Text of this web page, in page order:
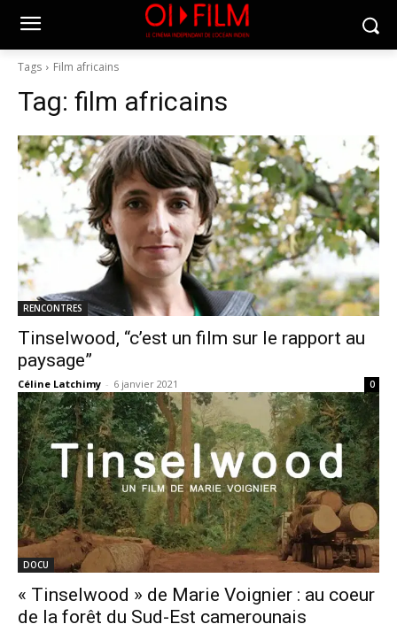
Tags Film africains
Tag: film africains
RENCONTRES
Tinselwood, “c’est un film sur le rapport au
paysage”
Céline Latchimy - 6 janvier 2021 0
DOCU
« Tinselwood » de Marie Voignier : au coeur
de la forêt du Sud-Est camerounais